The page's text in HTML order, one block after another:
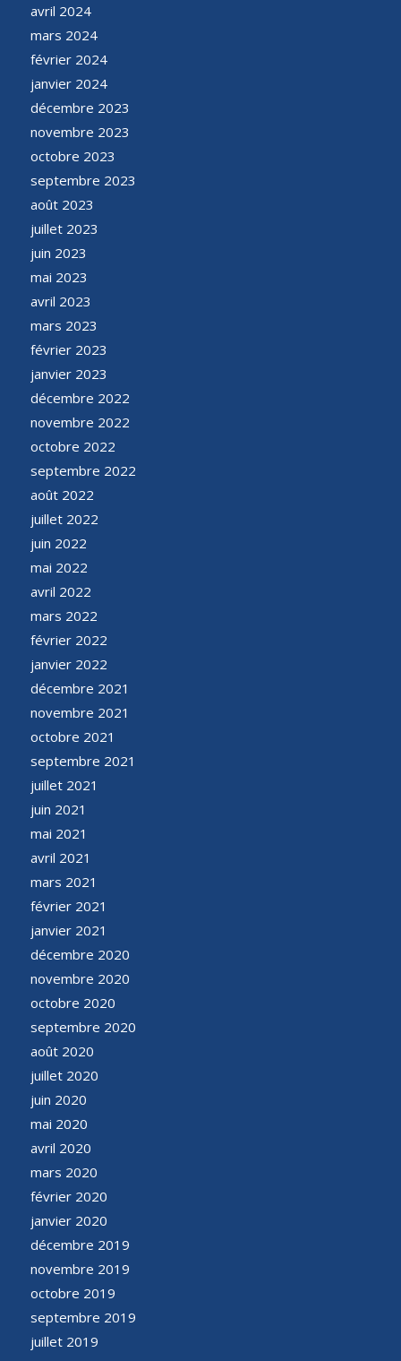
avril 2024
mars 2024
février 2024
janvier 2024
décembre 2023
novembre 2023
octobre 2023
septembre 2023
août 2023
juillet 2023
juin 2023
mai 2023
avril 2023
mars 2023
février 2023
janvier 2023
décembre 2022
novembre 2022
octobre 2022
septembre 2022
août 2022
juillet 2022
juin 2022
mai 2022
avril 2022
mars 2022
février 2022
janvier 2022
décembre 2021
novembre 2021
octobre 2021
septembre 2021
juillet 2021
juin 2021
mai 2021
avril 2021
mars 2021
février 2021
janvier 2021
décembre 2020
novembre 2020
octobre 2020
septembre 2020
août 2020
juillet 2020
juin 2020
mai 2020
avril 2020
mars 2020
février 2020
janvier 2020
décembre 2019
novembre 2019
octobre 2019
septembre 2019
juillet 2019